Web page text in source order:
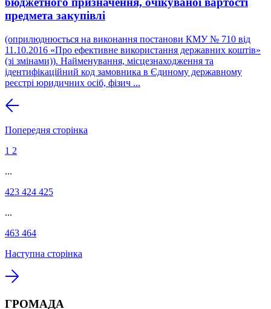
предмета закупівлі
(оприлюднюється на виконання постанови КМУ № 710 від
11.10.2016 «Про ефективне використання державних коштів»
(зі змінами)). Найменування, місцезнаходження та
ідентифікаційний код замовника в Єдиному державному
реєстрі юридичних осіб, фізич ...
Попередня сторінка
1 2
...
423 424 425
...
463 464
Наступна сторінка
ГРОМАДА